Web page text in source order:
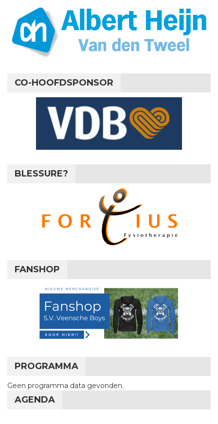
CO-HOOFDSPONSOR
BLESSURE?
FANSHOP
PROGRAMMA
Geen programma data gevonden.
AGENDA